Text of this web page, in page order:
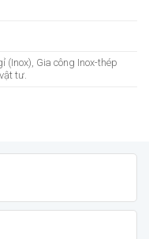
(Inox), Gia công Inox-thép
tư.